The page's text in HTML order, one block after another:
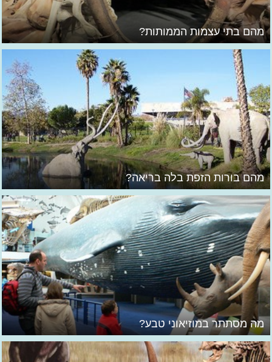
מהם בתי עצמות הממותות?
מהם בורות הזפת בלה בריאה?
מה מסתתר במוזיאוני טבע?